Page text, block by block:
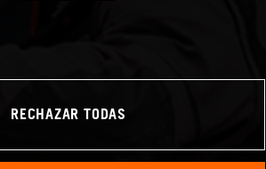
RECHAZAR TODAS